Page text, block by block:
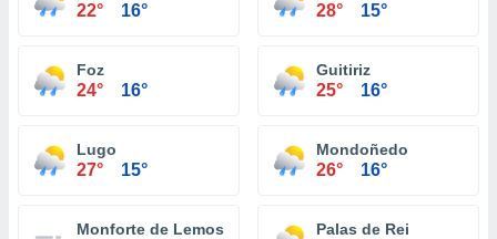
22° 16° 28° 15°
Foz
24° 16°
Guitiriz
25° 16°
Lugo
27° 15°
Mondoñedo
26° 16°
Monforte de Lemos Palas de Rei